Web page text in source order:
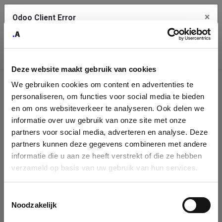
Deze website maakt gebruik van cookies
We gebruiken cookies om content en advertenties te
personaliseren, om functies voor social media te bieden
en om ons websiteverkeer te analyseren. Ook delen we
informatie over uw gebruik van onze site met onze
partners voor social media, adverteren en analyse. Deze
partners kunnen deze gegevens combineren met andere
informatie die u aan ze heeft verstrekt of die ze hebben
verzameld op basis van uw gebruik van hun services.
Noodzakelijk
Company
Identification
Please fill in your company details
You can search a company in our database by name, VAT or
enterprise ID. When a company is selected it will auto-complete the
form. If you don't find your company in our database, you can create
Odoo Client Error ×
service.
See details
Ok